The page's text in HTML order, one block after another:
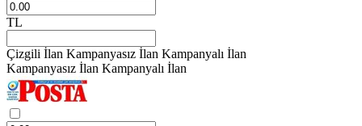
TL
Çizgili İlan Kampanyasız İlan Kampanyalı İlan
Kampanyasız İlan Kampanyalı İlan